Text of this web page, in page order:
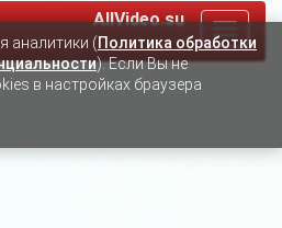
AllVideo.su
аналитики (Политика обработки
). Если Вы не
в настройках браузера